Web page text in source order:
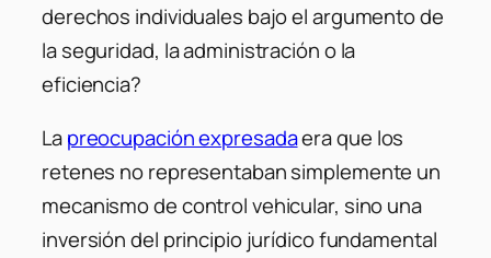
derechos individuales bajo el argumento de
la seguridad, la administración o la
eficiencia?
Lapreocupación expresadaera que los
retenes no representaban simplemente un
mecanismo de control vehicular, sino una
inversión del principio jurídico fundamental